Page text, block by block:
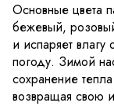
Основные цвета
бежевый,
и испаряет
погоду. Зимой
сохранение
возвращая свою